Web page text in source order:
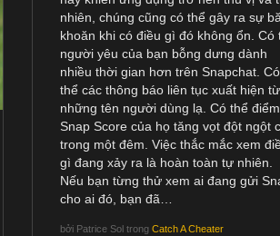
nhiên, chúng cũng có thể gây ra sự
khoăn khi có điều gì đó không ổn. Có
người yêu của bạn bỗng dưng dành
nhiều thời gian hơn trên Snapchat. Có
thể các thông báo liên tục xuất hiện từ
những tên người dùng lạ. Có thể điểm
Snap Score của họ tăng vọt đột ngột
trong một đêm. Việc thắc mắc xem
gì đang xảy ra là hoàn toàn tự nhiên.
Nếu bạn từng thử xem ai đang gửi
cho ai đó, bạn đã…
bởi Patrice Sol trongCatch A Cheater